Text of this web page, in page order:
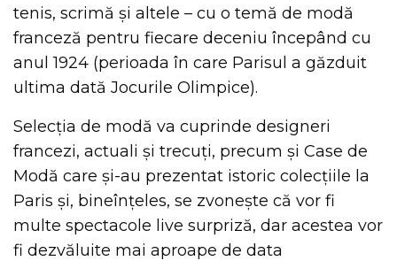
tenis, scrimă și altele – cu o temă de modă
franceză pentru fiecare deceniu începând cu
anul 1924 (perioada în care Parisul a găzduit
ultima dată Jocurile Olimpice).
Selecția de modă va cuprinde designeri
francezi, actuali și trecuți, precum și Case de
Modă care și-au prezentat istoric colecțiile la
Paris și, bineînțeles, se zvonește că vor fi
multe spectacole live surpriză, dar acestea vor
fi dezvăluite mai aproape de data